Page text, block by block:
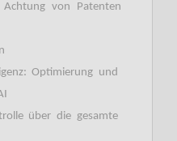
von Patenten
Optimierung und
über die gesamte